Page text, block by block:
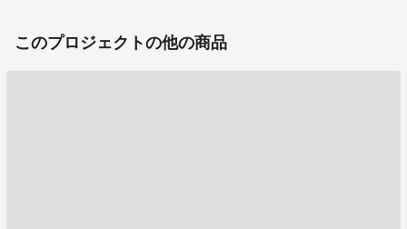
このプロジェクトの他の商品